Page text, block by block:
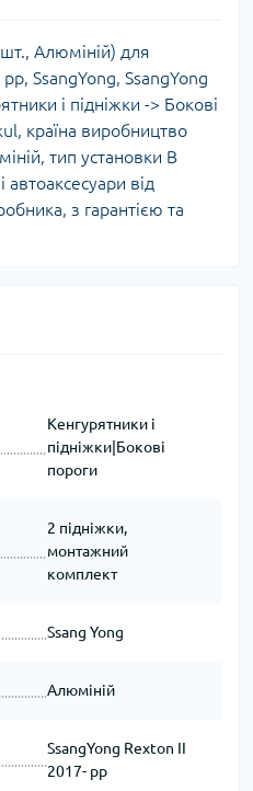
Алюміній) для
SsangYong, SsangYong
і підніжки -> Бокові
країна виробництво
тип установки В
автоаксесуари від
з гарантією та
Кенгурятники і
підніжки|Бокові
пороги
2 підніжки,
монтажний
комплект
Ssang Yong
Алюміній
SsangYong Rexton II
2017- рр